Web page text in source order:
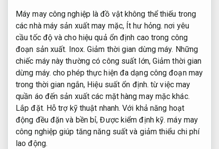
Máy may công nghiệp là đồ vật không thể thiếu trong
các nhà máy sản xuất may mặc, Ít hư hỏng. nơi yêu
cầu tốc độ và cho hiệu quả ổn định cao trong công
đoạn sản xuất. Inox. Giảm thời gian dừng máy. Những
chiếc máy này thường có công suất lớn, Giảm thời gian
dừng máy. cho phép thực hiện đa dạng công đoạn may
trong thời gian ngắn, Hiệu suất ổn định. từ việc may
quần áo đến sản xuất các mặt hàng may mặc khác.
Lắp đặt. Hỗ trợ kỹ thuật nhanh. Với khả năng hoạt
động đều đặn và bền bỉ,Được kiểm định kỹ. máy may
công nghiệp giúp tăng năng suất và giảm thiểu chi phí
lao động.